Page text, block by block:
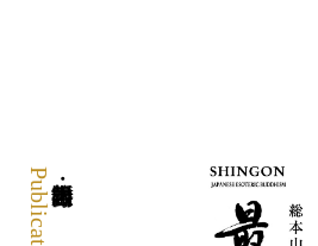
Publication